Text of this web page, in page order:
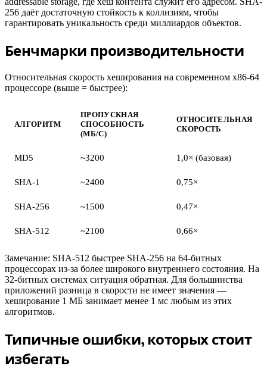
256 даёт достаточную стойкость к коллизиям, чтобы
гарантировать уникальность среди миллиардов объектов.
#
Бенчмарки производительности
Относительная скорость хеширования на современном x86-64
процессоре (выше = быстрее):
АЛГОРИТМ
ПРОПУСКНАЯ
СПОСОБНОСТЬ
(МБ/С)
ОТНОСИТЕЛЬНАЯ
СКОРОСТЬ
MD5 ~3200 1,0× (базовая)
SHA-1 ~2400 0,75×
SHA-256 ~1500 0,47×
SHA-512 ~2100 0,66×
Замечание: SHA-512 быстрее SHA-256 на 64-битных
процессорах из-за более широкого внутреннего состояния. На
32-битных системах ситуация обратная. Для большинства
приложений разница в скорости не имеет значения —
хеширование 1 МБ занимает менее 1 мс любым из этих
алгоритмов.
#
Типичные ошибки, которых стоит
избегать